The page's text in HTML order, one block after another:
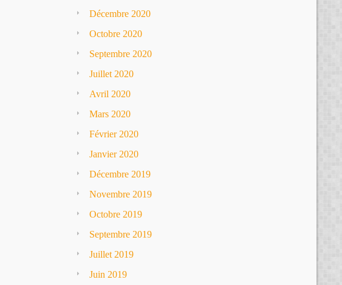
Décembre 2020
Octobre 2020
Septembre 2020
Juillet 2020
Avril 2020
Mars 2020
Février 2020
Janvier 2020
Décembre 2019
Novembre 2019
Octobre 2019
Septembre 2019
Juillet 2019
Juin 2019